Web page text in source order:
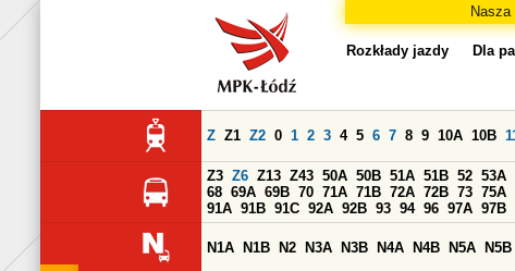
Rozkłady jazdy Dla
Z Z1 Z2 0 1 2 3 4 5 6 7 8 9 10A 10B
Z3 Z6 Z13 Z43 50A 50B 51A 51B 52 53A
68 69A 69B 70 71A 71B 72A 72B 73 75A
91A 91B 91C 92A 92B 93 94 96 97A 97B
N1A N1B N2 N3A N3B N4A N4B N5A N5B